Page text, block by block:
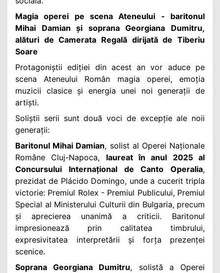
Magia operei pe scena Ateneului - baritonul
Mihai Damian și soprana Georgiana Dumitru,
alături de Camerata Regală dirijată de Tiberiu
Soare
Protagoniștii ediției din acest an vor aduce pe
scena Ateneului Român magia operei, emoția
muzicii clasice și energia unei noi generații de
artiști.
Soliștii serii sunt două voci de excepție ale noii
generații:
Baritonul Mihai Damian, solist al Operei Naționale
Române Cluj-Napoca, laureat în anul 2025 al
Concursului Internațional de Canto Operalia,
prezidat de Plácido Domingo, unde a cucerit tripla
victorie: Premiul Rolex - Premiul Publicului, Premiul
Special al Ministerului Culturii din Bulgaria, precum
și aprecierea unanimă a criticii. Baritonul
impresionează prin calitatea timbrului,
expresivitatea interpretării și forța prezenței
scenice.
Soprana Georgiana Dumitru, solistă a Operei